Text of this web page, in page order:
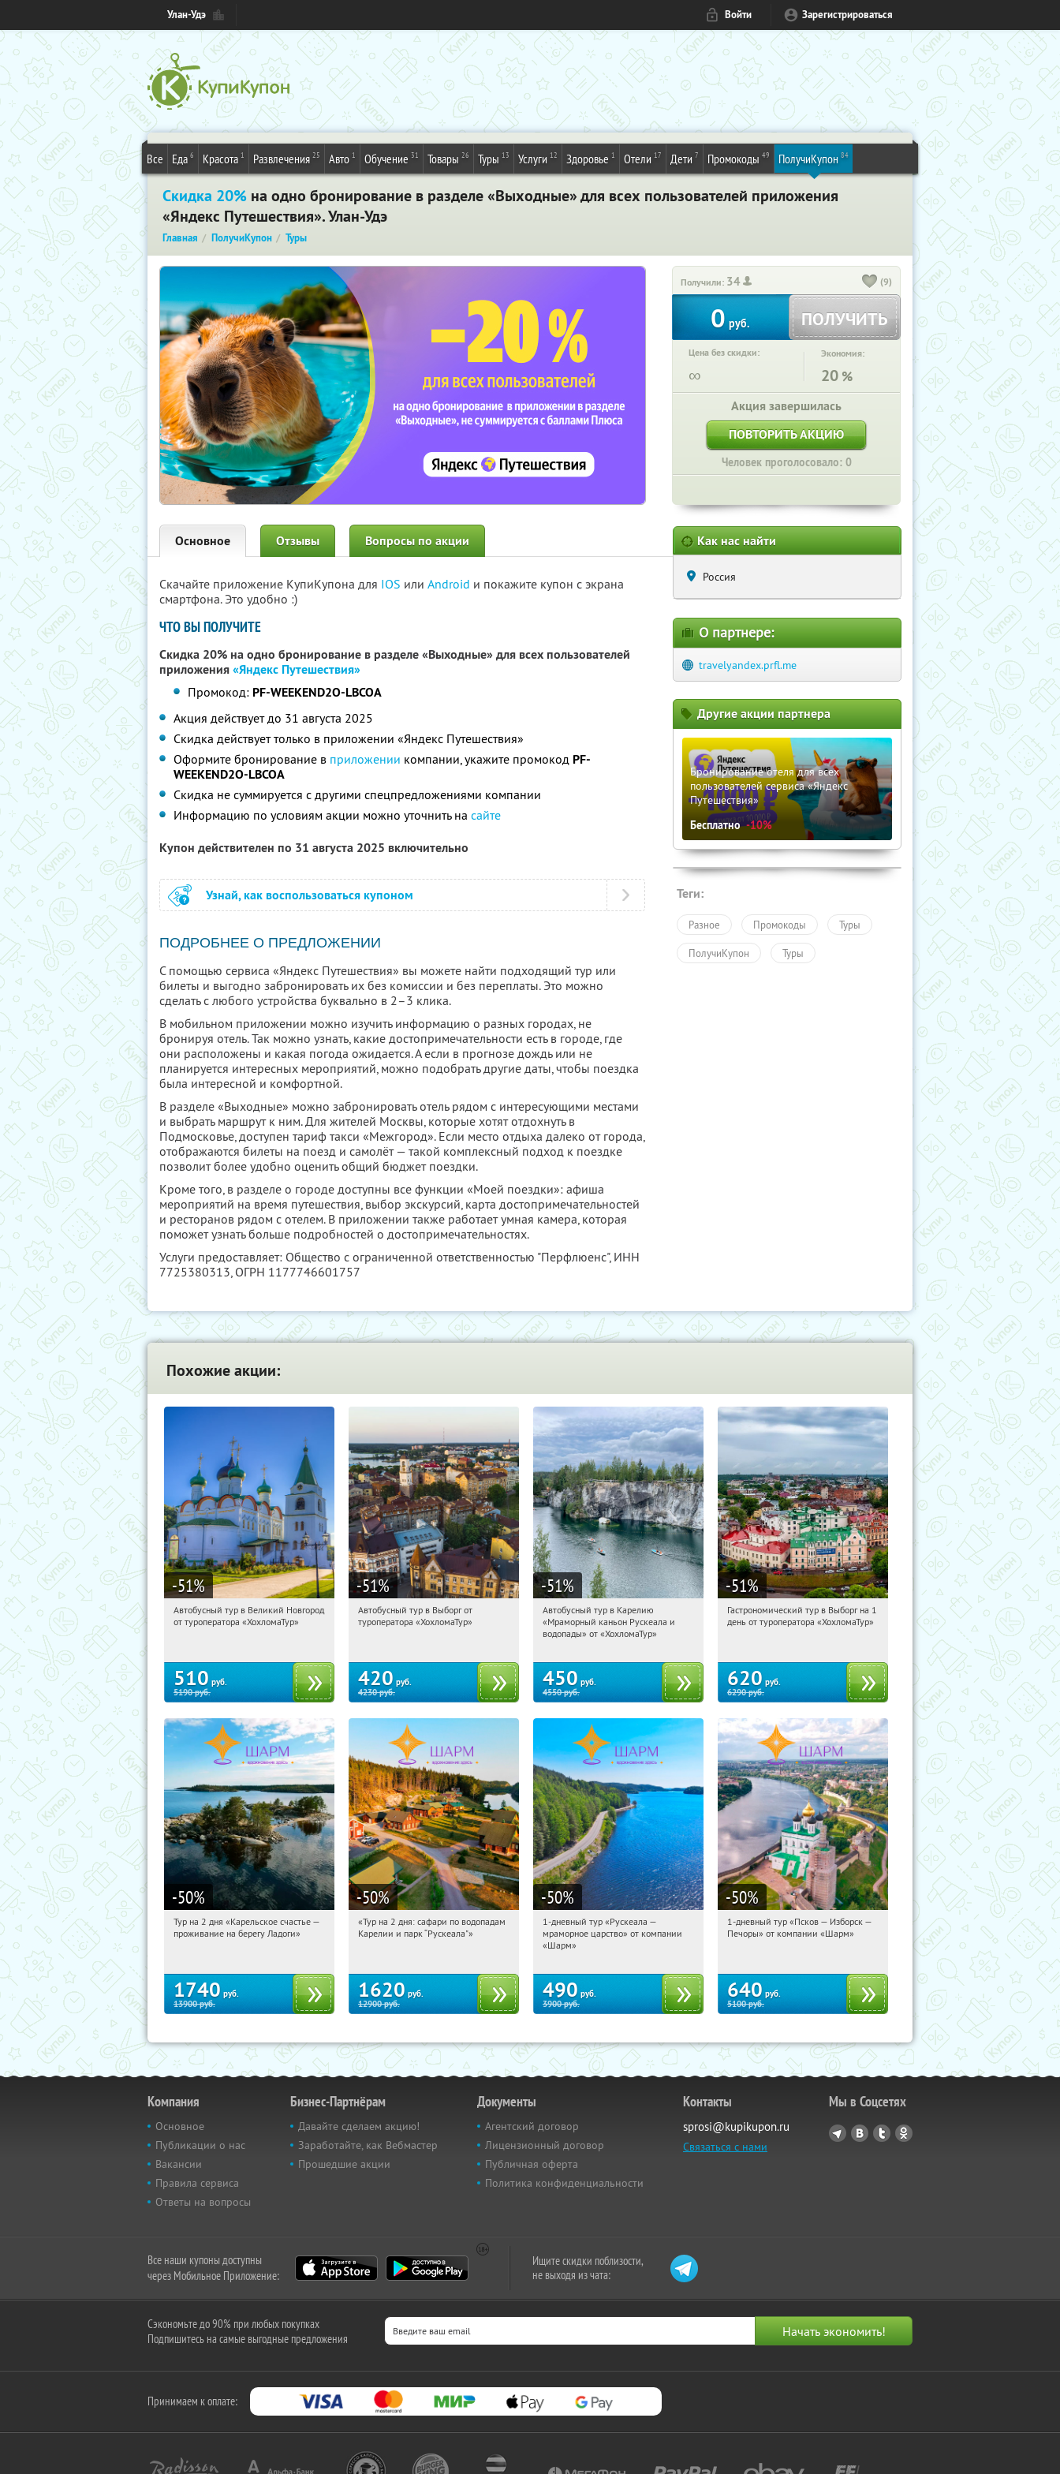
Улан-Удэ Войти Зарегистрироваться
Все Еда 6 Красота 1 Развлечения 25 Авто 1 Обучение 31 Товары 26 Туры 13 Услуги 12 Здоровье 1 Отели 17 Дети 7 Промокоды 49 ПолучиКупон 84
Скидка 20% на одно бронирование в разделе «Выходные» для всех пользователей приложения
«Яндекс Путешествия». Улан-Удэ
Главная ПолучиКупон Туры
Получили: 34 (9)
0 руб. ПОЛУЧИТЬ
Цена без скидки:
∞
Экономия:
20 %
Акция завершилась
ПОВТОРИТЬ АКЦИЮ
Человек проголосовало: 0
Основное Отзывы Вопросы по акции
Скачайте приложение КупиКупона для IOS или Android и покажите купон с экрана
смартфона. Это удобно :)
ЧТО ВЫ ПОЛУЧИТЕ
Скидка 20% на одно бронирование в разделе «Выходные» для всех пользователей
приложения«Яндекс Путешествия»
Промокод: PF-WEEKEND2O-LBCOA
Акция действует до 31 августа 2025
Скидка действует только в приложении «Яндекс Путешествия»
Оформите бронирование в приложении компании, укажите промокод PF-
WEEKEND2O-LBCOA
Скидка не суммируется с другими спецпредложениями компании
Информацию по условиям акции можно уточнить на сайте
Купон действителен по 31 августа 2025 включительно
Узнай, как воспользоваться купоном
ПОДРОБНЕЕ О ПРЕДЛОЖЕНИИ
С помощью сервиса «Яндекс Путешествия» вы можете найти подходящий тур или
билеты и выгодно забронировать их без комиссии и без переплаты. Это можно
сделать с любого устройства буквально в 2–3 клика.
В мобильном приложении можно изучить информацию о разных городах, не
бронируя отель. Так можно узнать, какие достопримечательности есть в городе, где
они расположены и какая погода ожидается. А если в прогнозе дождь или не
планируется интересных мероприятий, можно подобрать другие даты, чтобы поездка
была интересной и комфортной.
В разделе «Выходные» можно забронировать отель рядом с интересующими местами
и выбрать маршрут к ним. Для жителей Москвы, которые хотят отдохнуть в
Подмосковье, доступен тариф такси «Межгород». Если место отдыха далеко от города,
отображаются билеты на поезд и самолёт — такой комплексный подход к поездке
позволит более удобно оценить общий бюджет поездки.
Кроме того, в разделе о городе доступны все функции «Моей поездки»: афиша
мероприятий на время путешествия, выбор экскурсий, карта достопримечательностей
и ресторанов рядом с отелем. В приложении также работает умная камера, которая
поможет узнать больше подробностей о достопримечательностях.
Услуги предоставляет: Общество с ограниченной ответственностью "Перфлюенс", ИНН
7725380313, ОГРН 1177746601757
Как нас найти
Россия
О партнере:
travelyandex.prfl.me
Другие акции партнера
Бронирование отеля для всех
пользователей сервиса «Яндекс
Путешествия»
Бесплатно -10%
Теги:
Разное Промокоды Туры
ПолучиКупон Туры
Похожие акции:
-51%
12:58:30 Купили:2
Автобусный тур в Великий Новгород
от туроператора «ХохломаТур»
510 руб.
5190руб.
-51%
12:58:30 Купили:
Автобусный тур в Выборг от
туроператора «ХохломаТур»
420 руб.
4230руб.
-51%
12:58:30 Купили:
Сенная площадь
Автобусный тур в Карелию
«Мраморный каньон Рускеала и
водопады» от «ХохломаТур»
450 руб.
4550руб.
-51%
12:58:30 Купили:5
Гастрономический тур в Выборг на 1
день от туроператора «ХохломаТур»
620 руб.
6290руб.
-50%
12:58:30 Купили:39
Тур на 2 дня «Карельское счастье —
проживание на берегу Ладоги»
1740 руб.
13900руб.
-50%
12:58:30 Купили:
«Тур на 2 дня: сафари по водопадам
Карелии и парк “Рускеала"»
1620 руб.
12900руб.
-50%
12:58:30 Купили:
Достоевская
1-дневный тур «Рускеала —
мраморное царство» от компании
«Шарм»
490 руб.
3900руб.
-50%
12:58:30 Купили:12
1-дневный тур «Псков — Изборск —
Печоры» от компании «Шарм»
640 руб.
5100руб.
Компания
Основное
Публикации о нас
Вакансии
Правила сервиса
Ответы на вопросы
Бизнес-Партнёрам
Давайте сделаем акцию!
Заработайте, как Вебмастер
Прошедшие акции
Документы
Агентский договор
Лицензионный договор
Публичная оферта
Политика конфиденциальности
Контакты
sprosi@kupikupon.ru
Связаться с нами
Мы в Соцсетях
Все наши купоны доступны
через Мобильное Приложение:
Ищите скидки поблизости,
не выходя из чата:
Сэкономьте до 90% при любых покупках
Подпишитесь на самые выгодные предложения
Принимаем к оплате: